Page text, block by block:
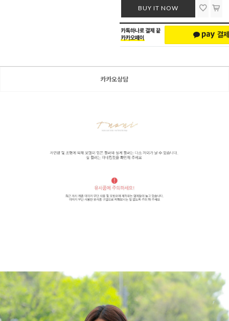
BUY IT NOW
카카오상담